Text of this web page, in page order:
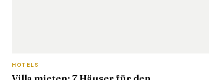
HOTELS